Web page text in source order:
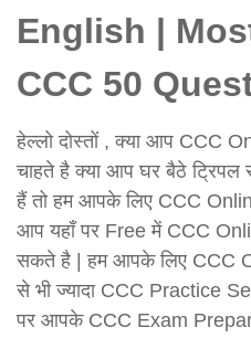
English |
CCC 50
हेल्लो दोस्तों , क्या आप CCC
चाहते है क्या आप घर बैठे ट्रिपल
हैं तो हम आपके लिए CCC
आप यहाँ पर Free में CCC
सकते है | हम आपके लिए CCC
से भी ज्यादा CCC Practice
पर आपके CCC Exam